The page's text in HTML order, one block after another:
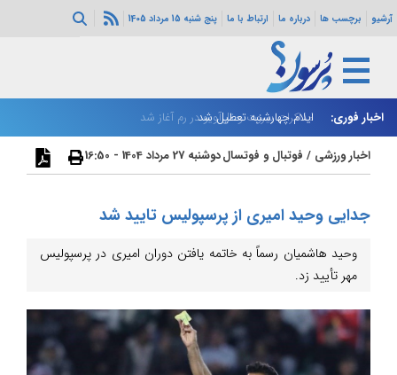
آرشیو برچسب ها درباره ما ارتباط با ما پنج شنبه 15 مرداد 1405
اخبار فوری: مذاکرات بیروت و تل‌آویو در رم آغاز شد
ایلام چهارشنبه تعطیل شد
اخبار ورزشی / فوتبال و فوتسالدوشنبه 27 مرداد 1404 - 16:50
جدایی وحید امیری از پرسپولیس تایید شد
وحید هاشمیان رسماً به خاتمه‌ یافتن دوران امیری در پرسپولیس
مهر تأیید زد.